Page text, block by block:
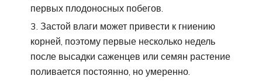
первых плодоносных побегов.
Застой влаги может привести к гниению
корней, поэтому первые несколько недель
после высадки саженцев или семян растение
поливается постоянно, но умеренно.